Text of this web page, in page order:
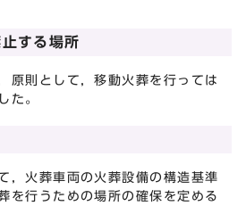
する場所
原則として，移動火葬を行っては
た。
火葬車両の火葬設備の構造基準
を行うための場所の確保を定める